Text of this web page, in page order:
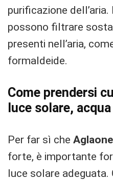
purificazione
possono filtrare
presenti nell’aria,
formaldeide.
Come prendersi
luce solare,
Per far sì che
forte, è importante
luce solare